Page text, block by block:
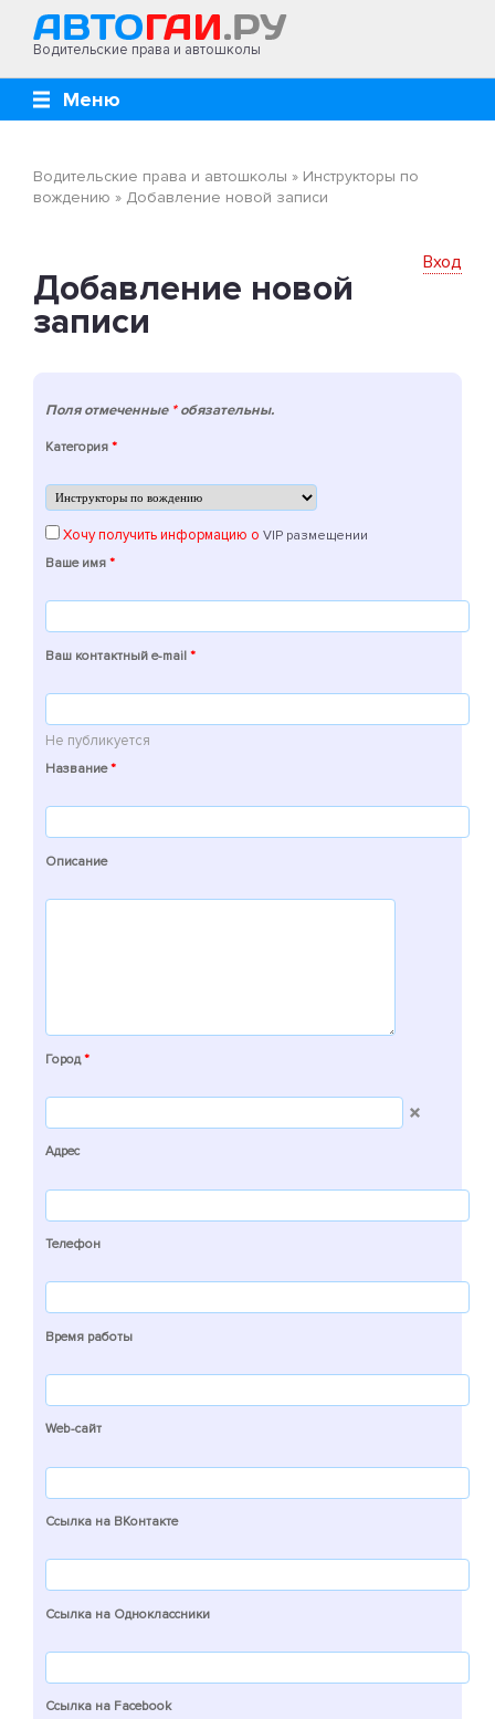
Водительские права и автошколы
Меню
Водительские права и автошколы » Инструкторы по
вождению » Добавление новой записи
Вход
Добавление новой
записи
Поля отмеченные *обязательны.
Категория *
Хочу получить информацию о VIP размещении
Ваше имя *
Ваш контактный e-mail *
Не публикуется
Название*
Описание
Город *
Адрес
Телефон
Время работы
Web-сайт
Ссылка на ВКонтакте
Ссылка на Одноклассники
Ссылка на Facebook